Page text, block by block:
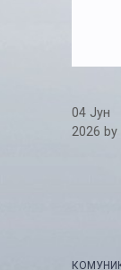
04 Јун
2026 by